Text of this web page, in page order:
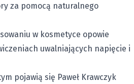
za pomocą naturalnego
w kosmetyce opowie
uwalniających napięcie i
pojawią się Paweł Krawczyk